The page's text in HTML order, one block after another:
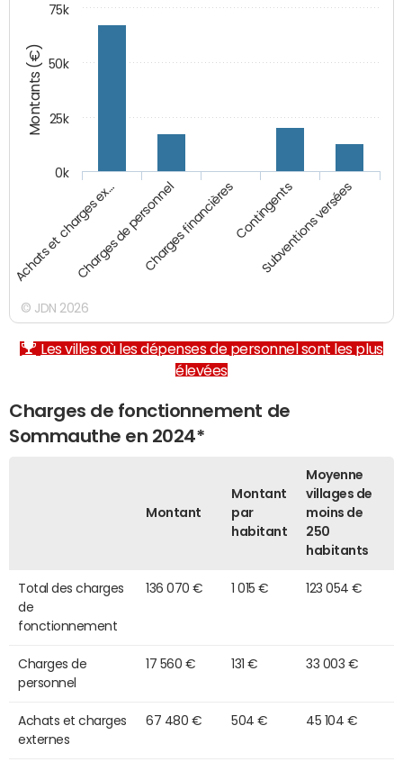
Montants (€)
Achats et charges ex…Charges de personnelCharges financièresContingents
Subventions versées
0k
25k
50k
75k
© JDN 2026
Les villes où les dépenses de personnel sont les plus
élevées
Charges de fonctionnement de
Sommauthe en 2024*
Montant
Montant
par
habitant
Moyenne
villages de
moins de
250
habitants
Total des charges
de
fonctionnement
136 070 € 1 015 € 123 054 €
Charges de
personnel
17 560 € 131 € 33 003 €
Achats et charges
externes
67 480 € 504 € 45 104 €